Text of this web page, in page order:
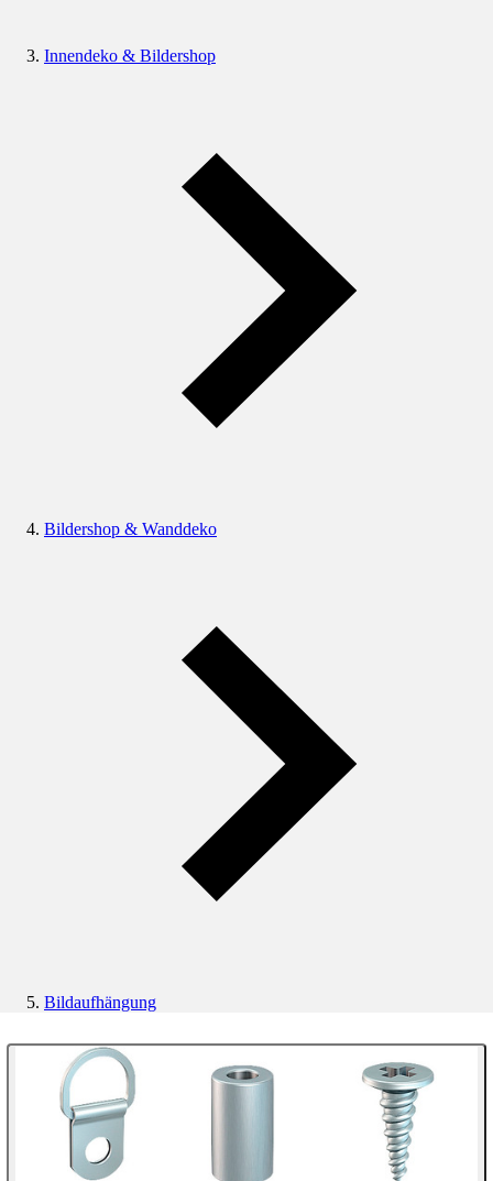
Innendeko & Bildershop
Bildershop & Wanddeko
Bildaufhängung